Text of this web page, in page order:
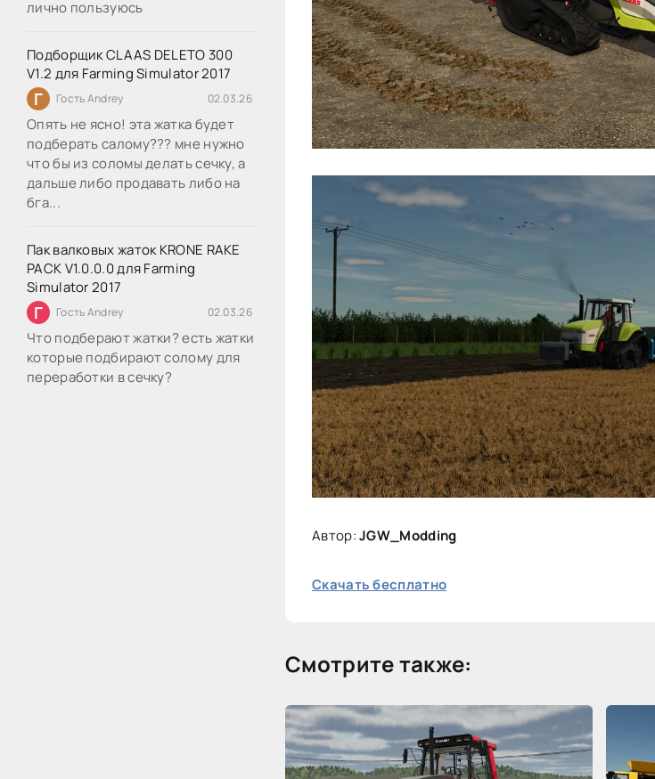
лично пользуюсь
Подборщик CLAAS DELETO 300
V1.2 для Farming Simulator 2017
Г Гость Andrey 02.03.26
Опять не ясно! эта жатка будет
подберать салому??? мне нужно
что бы из соломы делать сечку, а
дальше либо продавать либо на
бга...
Пак валковых жаток KRONE RAKE
PACK V1.0.0.0 для Farming
Simulator 2017
Г Гость Andrey 02.03.26
Что подберают жатки? есть жатки
которые подбирают солому для
переработки в сечку?
Автор:JGW_Modding
Скачать бесплатно
Смотрите также: